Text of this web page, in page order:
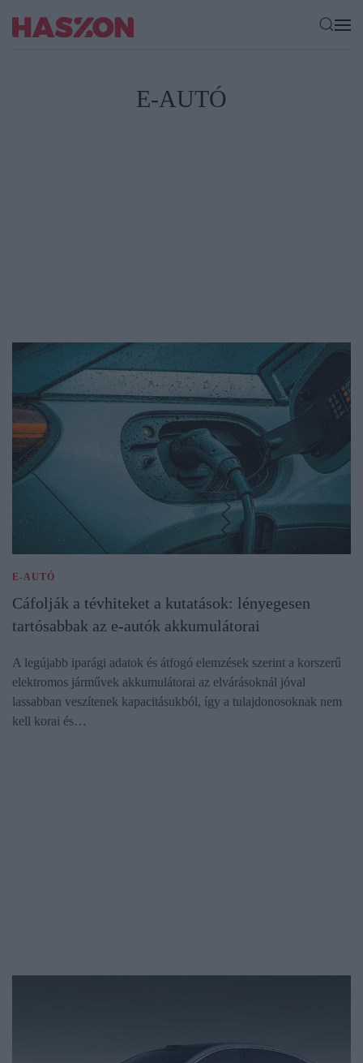
E-AUTÓ
E-AUTÓ
Cáfolják a tévhiteket a kutatások: lényegesen
tartósabbak az e-autók akkumulátorai
A legújabb iparági adatok és átfogó elemzések szerint a korszerű
elektromos járművek akkumulátorai az elvárásoknál jóval
lassabban veszítenek kapacitásukból, így a tulajdonosoknak nem
kell korai és…